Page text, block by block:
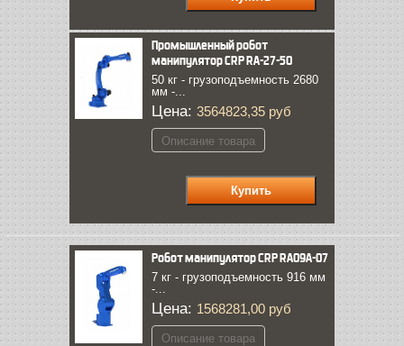
Промышленный робот
манипулятор CRP RA-27-50
50 кг - грузоподъемность 2680
мм -...
Цена: 3564823,35 руб
Описание товара
Робот манипулятор CRP RA09A-07
7 кг - грузоподъемность 916 мм
-...
Цена: 1568281,00 руб
Описание товара